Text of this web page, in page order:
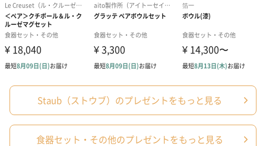
【パッケージ内同梱物】取扱説明書
【全体重量】400g
【備考】電子レンジ対応、食洗機対応
プレート
【材質】セラミック
【商品サイズ】200mm×200mm×20mm
【外装サイズ】20cm：207mm×207mm×22mm
【外装パッケージ】直方体化粧箱
【パッケージ内同梱物】取扱説明書
【全体重量】20cm：464g
【製造国】中国
【備考】電子レンジ対応、食洗機対応
Staub（ストウブ）のプレゼントをもっと見る
食器セット・その他のプレゼントをもっと見る